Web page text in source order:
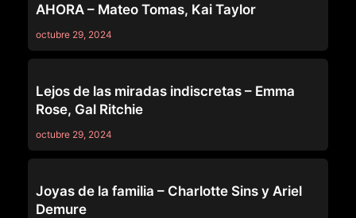
AHORA – Mateo Tomas, Kai Taylor
octubre 29, 2024
Lejos de las miradas indiscretas – Emma
Rose, Gal Ritchie
octubre 29, 2024
Joyas de la familia – Charlotte Sins y Ariel
Demure